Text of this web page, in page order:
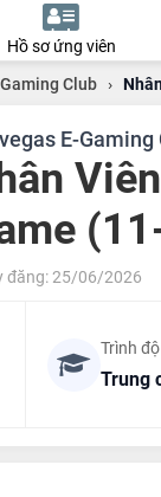
Hồ sơ ứng viên
Club ›
E-Gaming
đăng: 25/06/2026
Trình độ
Trung